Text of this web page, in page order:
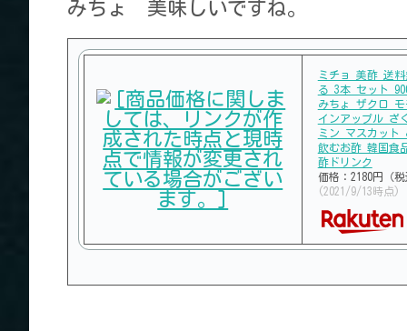
みちょ 美味しいですね。
ミチョ 美酢 送
る 3本 セット
みちょ ザクロ
インアップル ざ
ミン マスカット
飲むお酢 韓国食
酢ドリンク
価格：2180円（
(2021/9/13時点)